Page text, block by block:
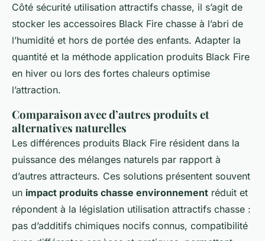
Côté sécurité utilisation attractifs chasse, il s’agit de
stocker les accessoires Black Fire chasse à l’abri de
l’humidité et hors de portée des enfants. Adapter la
quantité et la méthode application produits Black Fire
en hiver ou lors des fortes chaleurs optimise
l’attraction.
Comparaison avec d’autres produits et
alternatives naturelles
Les différences produits Black Fire résident dans la
puissance des mélanges naturels par rapport à
d’autres attracteurs. Ces solutions présentent souvent
un impact produits chasse environnement réduit et
répondent à la législation utilisation attractifs chasse :
pas d’additifs chimiques nocifs connus, compatibilité